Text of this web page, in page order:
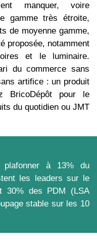
manquer, voire
gamme très étroite,
de moyenne gamme,
proposée, notamment
et le luminaire.
du commerce sans
artifice : un produit
BricoDépôt pour le
du quotidien ou JMT
à 13% du
les leaders sur le
30% des PDM (LSA
stable sur les 10